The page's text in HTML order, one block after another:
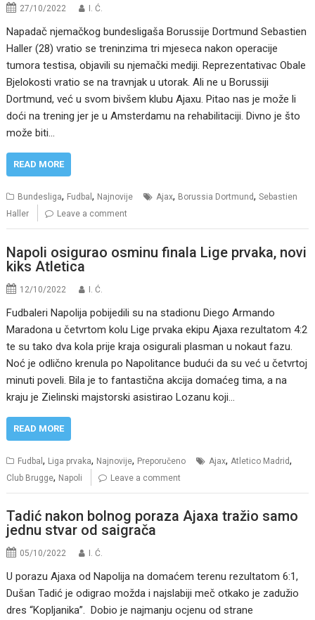
27/10/2022 I. Ć.
Napadač njemačkog bundesligaša Borussije Dortmund Sebastien
Haller (28) vratio se treninzima tri mjeseca nakon operacije
tumora testisa, objavili su njemački mediji. Reprezentativac Obale
Bjelokosti vratio se na travnjak u utorak. Ali ne u Borussiji
Dortmund, već u svom bivšem klubu Ajaxu. Pitao nas je može li
doći na trening jer je u Amsterdamu na rehabilitaciji. Divno je što
može biti…
READ MORE
Bundesliga, Fudbal, Najnovije Ajax, Borussia Dortmund,Sebastien
Haller
Leave a comment
Napoli osigurao osminu finala Lige prvaka, novi
kiks Atletica
12/10/2022 I. Ć.
Fudbaleri Napolija pobijedili su na stadionu Diego Armando
Maradona u četvrtom kolu Lige prvaka ekipu Ajaxa rezultatom 4:2
te su tako dva kola prije kraja osigurali plasman u nokaut fazu.
Noć je odlično krenula po Napolitance budući da su već u četvrtoj
minuti poveli. Bila je to fantastična akcija domaćeg tima, a na
kraju je Zielinski majstorski asistirao Lozanu koji…
READ MORE
Fudbal, Liga prvaka, Najnovije, Preporučeno Ajax,Atletico Madrid,
Club Brugge, Napoli Leave a comment
Tadić nakon bolnog poraza Ajaxa tražio samo
jednu stvar od saigrača
05/10/2022 I. Ć.
U porazu Ajaxa od Napolija na domaćem terenu rezultatom 6:1,
Dušan Tadić je odigrao možda i najslabiji meč otkako je zadužio
dres “Kopljanika”. Dobio je najmanju ocjenu od strane